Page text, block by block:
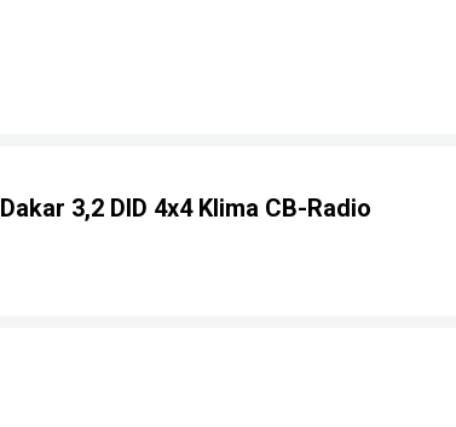
3,2 DID 4x4 Klima CB-Radio